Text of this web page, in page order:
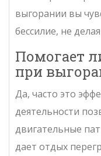
выгорании вы
бессилие, не
Помогает
при
Да, часто это
деятельности
двигательные
дает отдых